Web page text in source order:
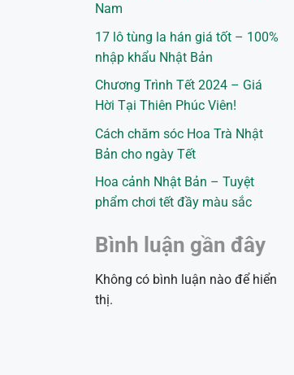
Nam
17 lô tùng la hán giá tốt – 100%
nhập khẩu Nhật Bản
Chương Trình Tết 2024 – Giá
Hời Tại Thiên Phúc Viên!
Cách chăm sóc Hoa Trà Nhật
Bản cho ngày Tết
Hoa cảnh Nhật Bản – Tuyệt
phẩm chơi tết đầy màu sắc
Bình luận gần đây
Không có bình luận nào để hiển
thị.